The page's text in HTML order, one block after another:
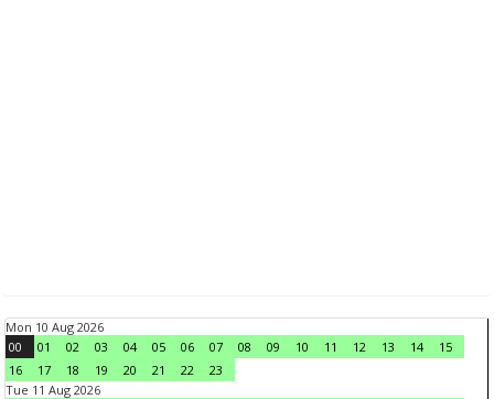
Mon 10 Aug 2026
00
01 02 03 04 05 06 07 08 09 10 11 12 13 14
15
16
17 18 19 20 21 22
23
Tue 11 Aug 2026